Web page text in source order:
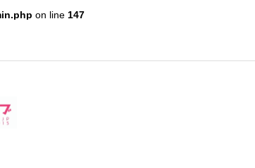
on line 147